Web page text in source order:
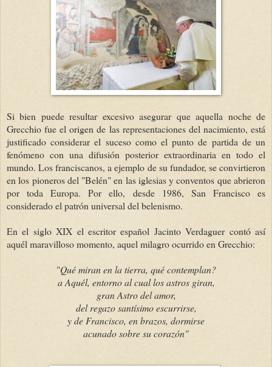
Si bien puede resultar excesivo asegurar que aquella noche de
Grecchio fue el origen de las representaciones del nacimiento, está
justificado considerar el suceso como el punto de partida de un
fenómeno con una difusión posterior extraordinaria en todo el
mundo. Los franciscanos, a ejemplo de su fundador, se convirtieron
en los pioneros del "Belén" en las iglesias y conventos que abrieron
por toda Europa. Por ello, desde 1986, San Francisco es
considerado el patrón universal del belenismo.
En el siglo XIX el escritor español Jacinto Verdaguer contó así
aquél maravilloso momento, aquel milagro ocurrido en Grecchio:
"Qué miran en la tierra, qué contemplan?
a Aquél, entorno al cual los astros giran,
gran Astro del amor,
del regazo santísimo escurrirse,
y de Francisco, en brazos, dormirse
acunado sobre su corazón"